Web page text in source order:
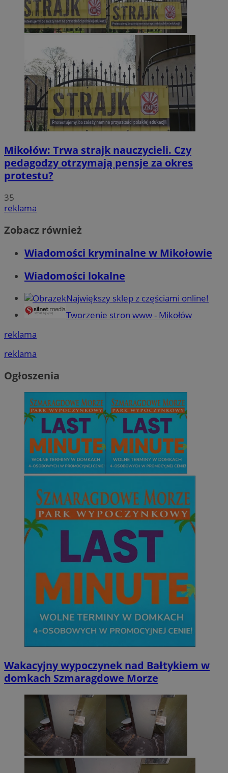
Mikołów: Trwa strajk nauczycieli. Czy
pedagodzy otrzymają pensje za okres
protestu?
35
reklama
Zobacz również
Wiadomości kryminalne w Mikołowie
Wiadomości lokalne
Największy sklep z częściami online!
Tworzenie stron www - Mikołów
reklama
reklama
Ogłoszenia
Wakacyjny wypoczynek nad Bałtykiem w
domkach Szmaragdowe Morze